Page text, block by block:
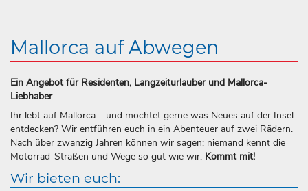
Mallorca auf Abwegen
Ein Angebot für Residenten, Langzeiturlauber und Mallorca-
Liebhaber
Ihr lebt auf Mallorca – und möchtet gerne was Neues auf der Insel
entdecken? Wir entführen euch in ein Abenteuer auf zwei Rädern.
Nach über zwanzig Jahren können wir sagen: niemand kennt die
Motorrad-Straßen und Wege so gut wie wir. Kommt mit!
Wir bieten euch: